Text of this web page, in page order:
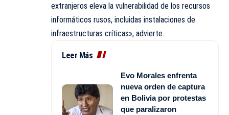
extranjeros eleva la vulnerabilidad de los recursos
informáticos rusos, incluidas instalaciones de
infraestructuras críticas», advierte.
Leer Más
Evo Morales enfrenta
nueva orden de captura
en Bolivia por protestas
que paralizaron